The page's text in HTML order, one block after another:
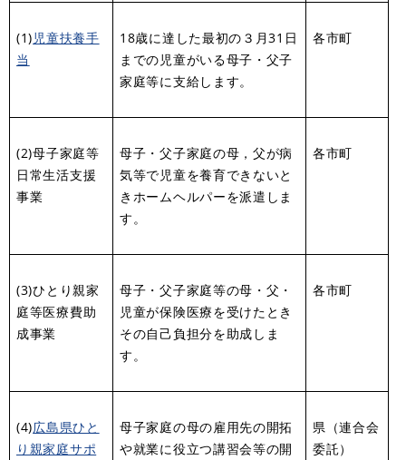
(1)児童扶養手
当
18歳に達した最初の３月31日
までの児童がいる母子・父子
家庭等に支給します。
各市町
(2)母子家庭等
日常生活支援
事業
母子・父子家庭の母，父が病
気等で児童を養育できないと
きホームヘルパーを派遣しま
す。
各市町
(3)ひとり親家
庭等医療費助
成事業
母子・父子家庭等の母・父・
児童が保険医療を受けたとき
その自己負担分を助成しま
す。
各市町
(4)広島県ひと
り親家庭サポ
母子家庭の母の雇用先の開拓
や就業に役立つ講習会等の開
県（連合会
委託）